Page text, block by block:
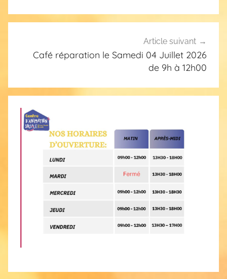
Article suivant
Café réparation le Samedi 04 Juillet 2026
de 9h à 12h00